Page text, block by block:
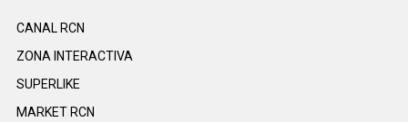
CANAL RCN
ZONA INTERACTIVA
SUPERLIKE
MARKET RCN